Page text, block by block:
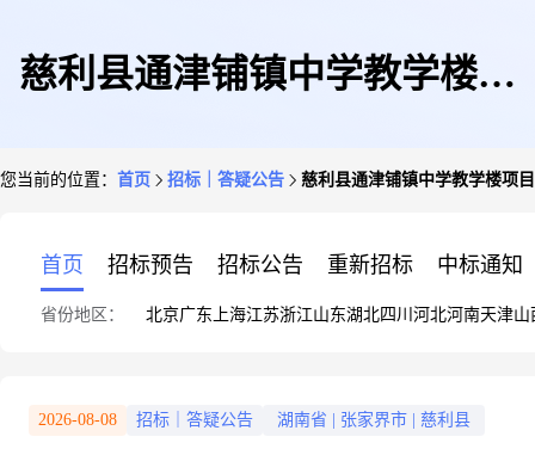
慈利县通津铺镇中学教学楼项
您当前的位置： 首页 招标｜答疑公告 慈利县通津铺镇中学教学楼项
首页 招标预告 招标公告 重新招标 中标通知
省份地区： 北京广东 上海江苏浙江山东湖北四川 河北河南天津山
2026-08-08 招标｜答疑公告 湖南省 张家界市 慈利县